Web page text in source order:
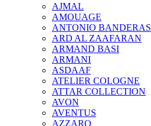
AJMAL
AMOUAGE
ANTONIO BANDERAS
ARD AL ZAAFARAN
ARMAND BASI
ARMANI
ASDAAF
ATELIER COLOGNE
ATTAR COLLECTION
AVON
AVENTUS
AZZARO